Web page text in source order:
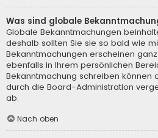
Was sind globale
Globale Bekanntmachungen
deshalb sollten Sie sie so bald wie
Bekanntmachungen erscheinen
ebenfalls in Ihrem persönlichen
Bekanntmachung schreiben können
durch die Board-Administration
ab.
Nach oben